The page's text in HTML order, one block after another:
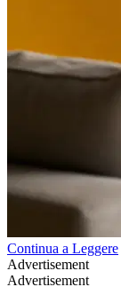
Continua a Leggere
Advertisement
Advertisement